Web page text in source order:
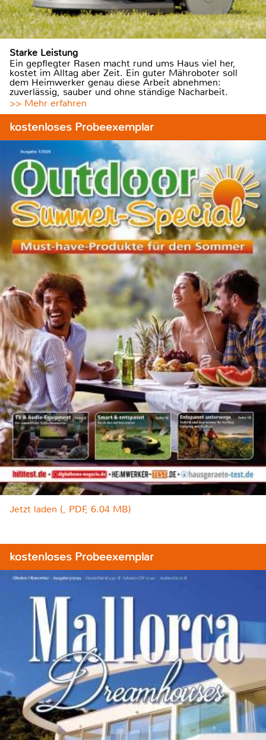
Starke Leistung
Ein gepflegter Rasen macht rund ums Haus viel her,
kostet im Alltag aber Zeit. Ein guter Mähroboter soll
dem Heimwerker genau diese Arbeit abnehmen:
zuverlässig, sauber und ohne ständige Nacharbeit.
>> Mehr erfahren
kostenloses Probeexemplar
Jetzt laden (, PDF, 6.04 MB)
kostenloses Probeexemplar